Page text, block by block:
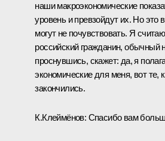
наши макроэкономические
уровень и превзойдут их. Но
могут не почувствовать. Я
российский гражданин, обычный
проснувшись, скажет: да, я
экономические для меня, вот те,
закончились.
К.Клеймёнов: Спасибо вам